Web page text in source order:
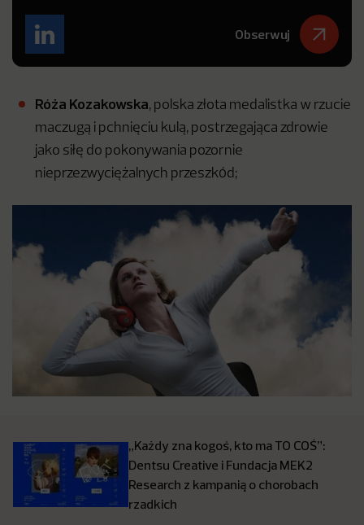
Obserwuj
Róża Kozakowska, polska złota medalistka w rzucie
maczugą i pchnięciu kulą, postrzegająca zdrowie
jako siłę do pokonywania pozornie
nieprzezwyciężalnych przeszkód;
„Każdy zna kogoś, kto ma TO COŚ”:
Dentsu Creative i Fundacja MEK2
Research z kampanią o chorobach
rzadkich